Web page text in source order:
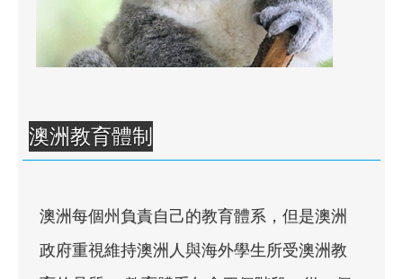
澳洲教育體制
澳洲每個州負責自己的教育體系，但是澳洲
政府重視維持澳洲人與海外學生所受澳洲教